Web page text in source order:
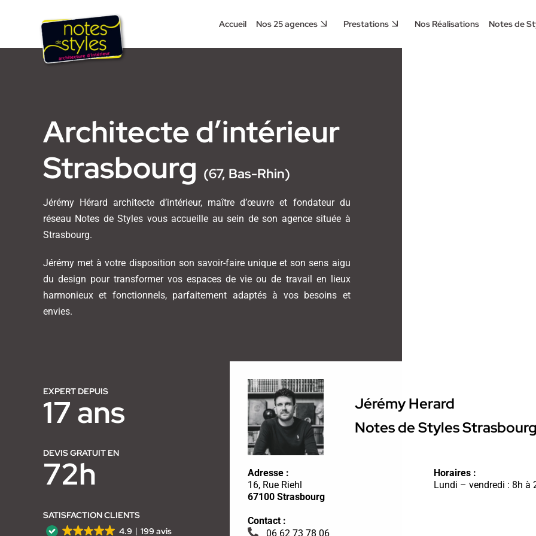
Accueil Nos 25 agences Prestations Nos Réalisations Notes de
Architecte d’intérieur
Strasbourg (67, Bas-Rhin)
Jérémy Hérard architecte d’intérieur, maître d’œuvre et fondateur du
réseau Notes de Styles vous accueille au sein de son agence située à
Strasbourg.
Jérémy met à votre disposition son savoir-faire unique et son sens aigu
du design pour transformer vos espaces de vie ou de travail en lieux
harmonieux et fonctionnels, parfaitement adaptés à vos besoins et
envies.
EXPERT DEPUIS
17 ans
DEVIS GRATUIT EN
72h
SATISFACTION CLIENTS
4.9
199 avis
Jérémy Herard
Notes de Styles Strasbourg
Adresse :
16, Rue Riehl
67100 Strasbourg
Horaires :
Lundi – vendredi : 8h à
Contact :
06 62 73 78 06